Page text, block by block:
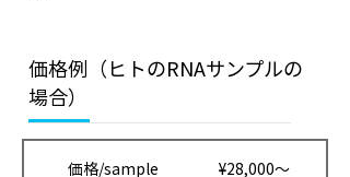
価格例（ヒトのRNAサンプルの
場合）
価格/sample ¥28,000～